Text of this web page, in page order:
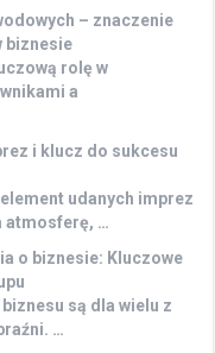
– znaczenie
biznesie
rolę w
a
i klucz do sukcesu
udanych imprez
atmosferę, …
o biznesie: Kluczowe
są dla wielu z
…